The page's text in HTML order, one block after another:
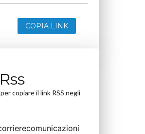
COPIA LINK
copiare il link RSS negli